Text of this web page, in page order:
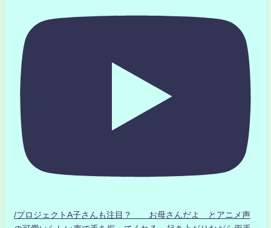
/プロジェクトA子さんも注目？ お母さんだよ とアニメ声